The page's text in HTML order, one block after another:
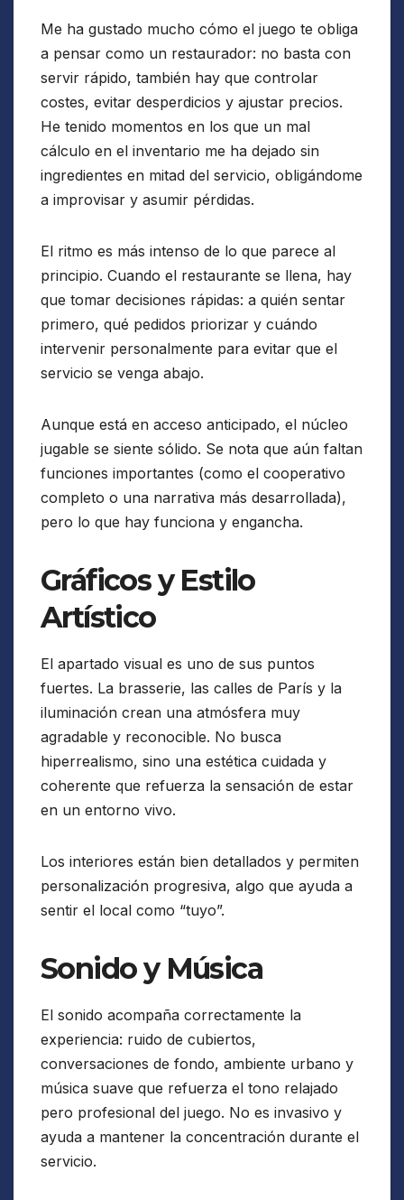
Me ha gustado mucho cómo el juego te obliga
a pensar como un restaurador: no basta con
servir rápido, también hay que controlar
costes, evitar desperdicios y ajustar precios.
He tenido momentos en los que un mal
cálculo en el inventario me ha dejado sin
ingredientes en mitad del servicio, obligándome
a improvisar y asumir pérdidas.
El ritmo es más intenso de lo que parece al
principio. Cuando el restaurante se llena, hay
que tomar decisiones rápidas: a quién sentar
primero, qué pedidos priorizar y cuándo
intervenir personalmente para evitar que el
servicio se venga abajo.
Aunque está en acceso anticipado, el núcleo
jugable se siente sólido. Se nota que aún faltan
funciones importantes (como el cooperativo
completo o una narrativa más desarrollada),
pero lo que hay funciona y engancha.
Gráficos y Estilo
Artístico
El apartado visual es uno de sus puntos
fuertes. La brasserie, las calles de París y la
iluminación crean una atmósfera muy
agradable y reconocible. No busca
hiperrealismo, sino una estética cuidada y
coherente que refuerza la sensación de estar
en un entorno vivo.
Los interiores están bien detallados y permiten
personalización progresiva, algo que ayuda a
sentir el local como “tuyo”.
Sonido y Música
El sonido acompaña correctamente la
experiencia: ruido de cubiertos,
conversaciones de fondo, ambiente urbano y
música suave que refuerza el tono relajado
pero profesional del juego. No es invasivo y
ayuda a mantener la concentración durante el
servicio.